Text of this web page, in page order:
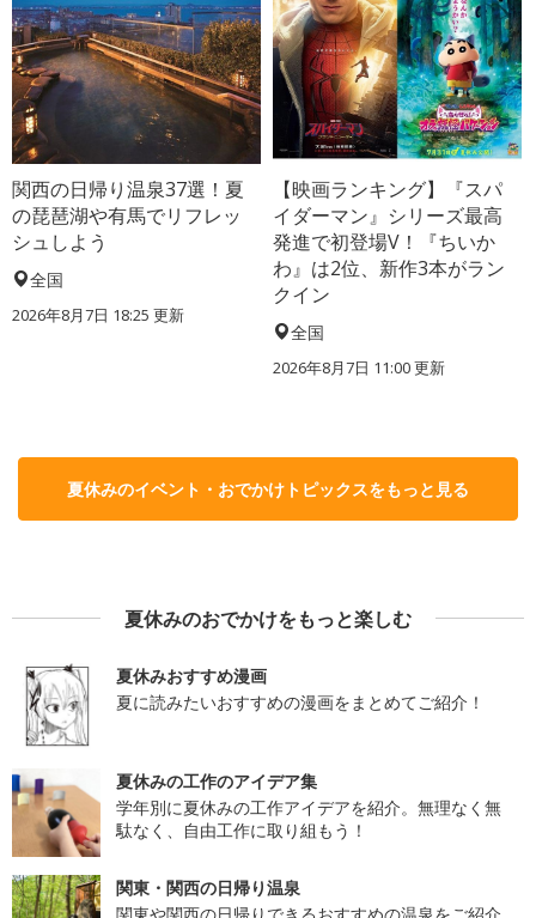
関西の日帰り温泉37選！夏
の琵琶湖や有馬でリフレッ
シュしよう
全国
2026年8月7日 18:25 更新
【映画ランキング】『スパ
イダーマン』シリーズ最高
発進で初登場V！『ちいか
わ』は2位、新作3本がラン
クイン
全国
2026年8月7日 11:00更新
夏休みのイベント・おでかけトピックスをもっと見る
夏休みのおでかけをもっと楽しむ
夏休みおすすめ漫画
夏に読みたいおすすめの漫画をまとめてご紹介！
夏休みの工作のアイデア集
学年別に夏休みの工作アイデアを紹介。無理なく無
駄なく、自由工作に取り組もう！
関東・関西の日帰り温泉